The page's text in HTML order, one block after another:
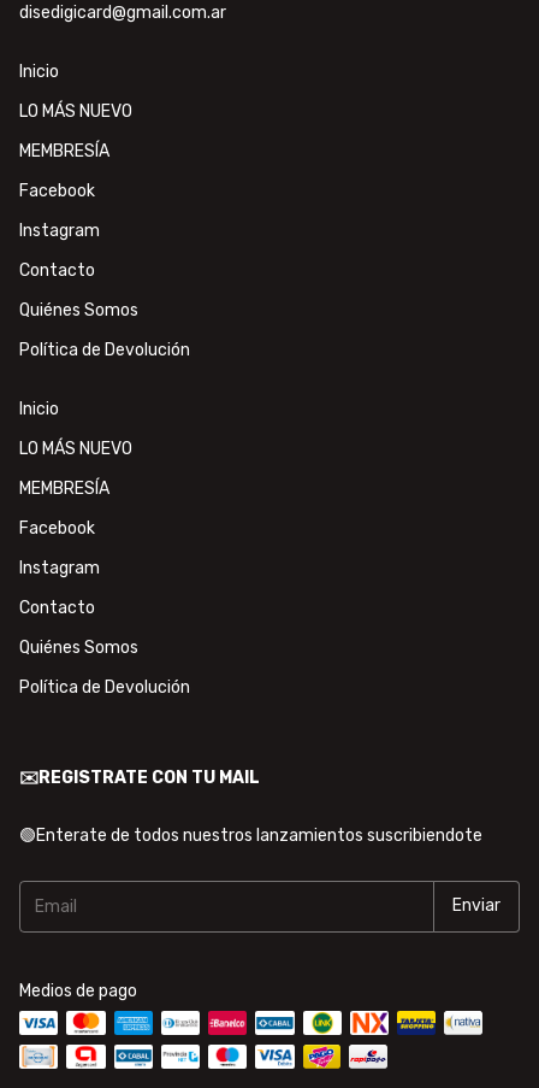
disedigicard@gmail.com.ar
Inicio
LO MÁS NUEVO
MEMBRESÍA
Facebook
Instagram
Contacto
Quiénes Somos
Política de Devolución
Inicio
LO MÁS NUEVO
MEMBRESÍA
Facebook
Instagram
Contacto
Quiénes Somos
Política de Devolución
✉️REGISTRATE CON TU MAIL
🟢Enterate de todos nuestros lanzamientos suscribiendote
Medios de pago